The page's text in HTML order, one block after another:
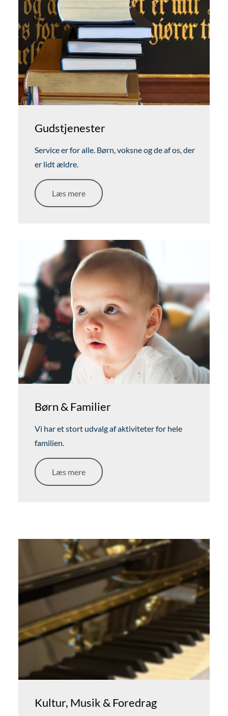
Gudstjenester
Service er for alle. Børn, voksne og de af os, der
er lidt ældre.
Læs mere
Børn & Familier
Vi har et stort udvalg af aktiviteter for hele
familien.
Læs mere
Kultur, Musik & Foredrag